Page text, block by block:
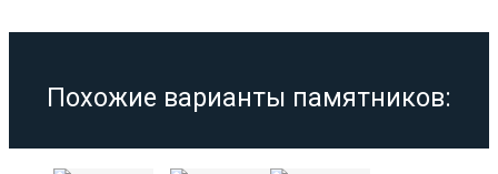
Похожие варианты памятников: